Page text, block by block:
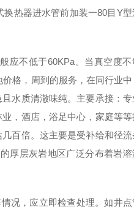
热器进水管前加装一80目Y型
应不低于60KPa。当真空度不
格，周到的服务，在同行业中
水质清澈味纯。主要承接：专
，酒店，浴足中心，家庭等等
百倍。这主要是受补给和径流
厚层灰岩地区广泛分布着岩溶
况，应立即检查处理。如井点